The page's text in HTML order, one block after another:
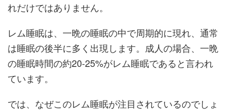
れだけではありません。
レム睡眠は、一晩の睡眠の中で周期的に現れ、通常
は睡眠の後半に多く出現します。成人の場合、一晩
の睡眠時間の約20-25%がレム睡眠であると言われ
ています。
では、なぜこのレム睡眠が注目されているのでしょ